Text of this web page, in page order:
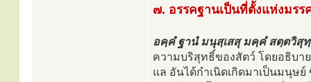
๗. อรรคฐานเป็นที่ตั้งแห่งมร
อคฺคํ ฐานํ มนุสฺเสสุ มคฺคํ สตฺตวิสุ
ความบริสุทธิ์ของสัตว์ โดยอธิบา
แล อันได้กำเนิดเกิดมาเป็นมนุษ